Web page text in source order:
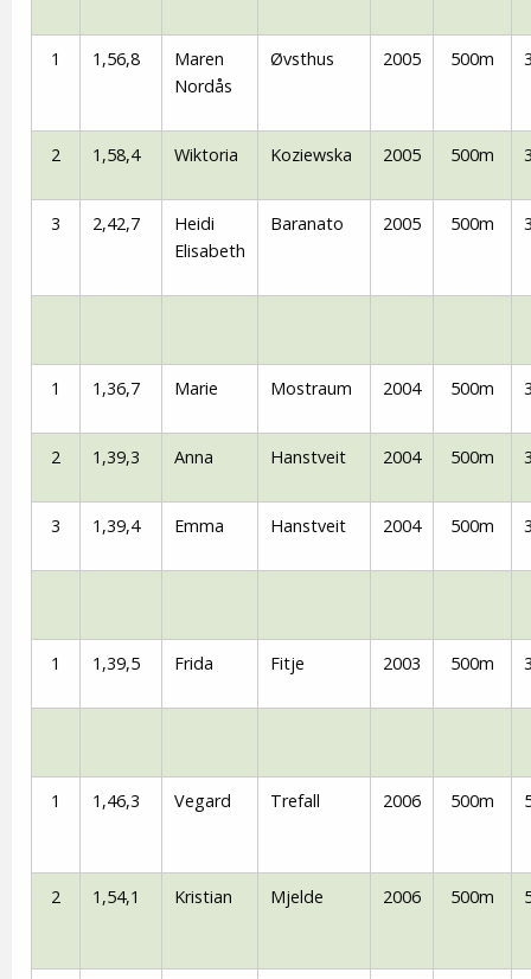
1 1,56,8
Maren
Nordås
Øvsthus 2005 500m
2 1,58,4 Wiktoria Koziewska 2005 500m
3 2,42,7
Heidi
Elisabeth
Baranato 2005 500m
1 1,36,7 Marie Mostraum 2004 500m
2 1,39,3 Anna Hanstveit 2004 500m
3 1,39,4 Emma Hanstveit 2004 500m
1 1,39,5 Frida Fitje 2003 500m
1 1,46,3 Vegard Trefall 2006 500m
2 1,54,1 Kristian Mjelde 2006 500m